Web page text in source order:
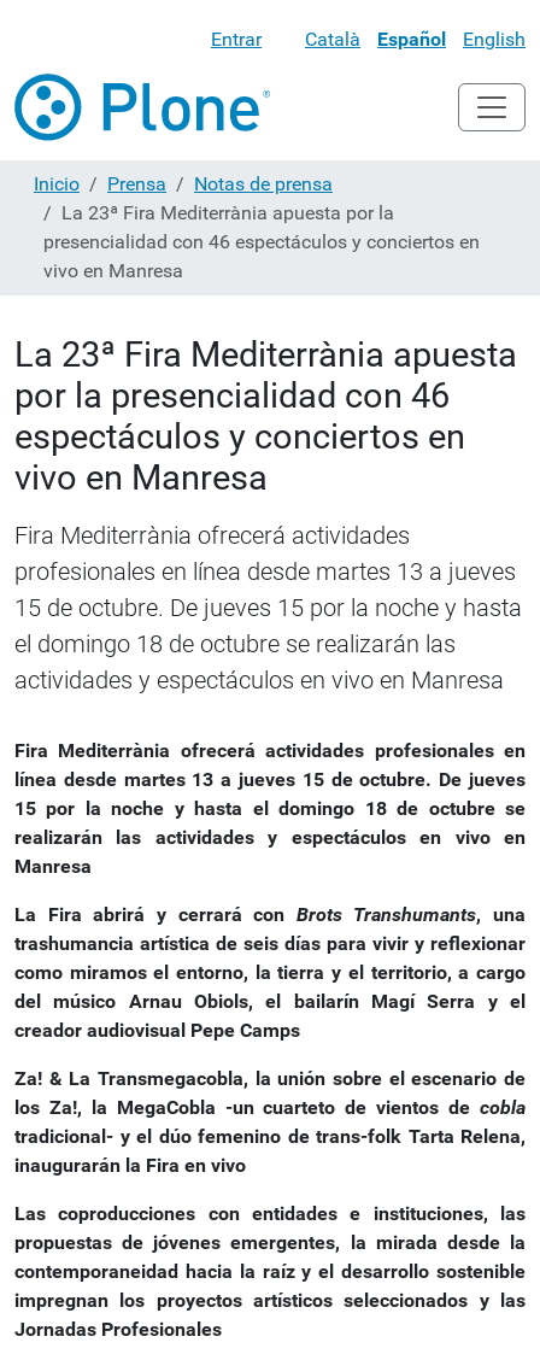
Entrar Català Español English
Inicio Prensa
Notas de prensa
La 23ª Fira Mediterrània apuesta por la
presencialidad con 46 espectáculos y conciertos en
vivo en Manresa
La 23ª Fira Mediterrània apuesta
por la presencialidad con 46
espectáculos y conciertos en
vivo en Manresa
Fira Mediterrània ofrecerá actividades
profesionales en línea desde martes 13 a jueves
15 de octubre. De jueves 15 por la noche y hasta
el domingo 18 de octubre se realizarán las
actividades y espectáculos en vivo en Manresa
Fira Mediterrània ofrecerá actividades profesionales en
línea desde martes 13 a jueves 15 de octubre. De jueves
15 por la noche y hasta el domingo 18 de octubre se
realizarán las actividades y espectáculos en vivo en
Manresa
La Fira abrirá y cerrará con Brots Transhumants, una
trashumancia artística de seis días para vivir y reflexionar
como miramos el entorno, la tierra y el territorio, a cargo
del músico Arnau Obiols, el bailarín Magí Serra y el
creador audiovisual Pepe Camps
Za! & La Transmegacobla, la unión sobre el escenario de
los Za!, la MegaCobla -un cuarteto de vientos de cobla
tradicional- y el dúo femenino de trans-folk Tarta Relena,
inaugurarán la Fira en vivo
Las coproducciones con entidades e instituciones, las
propuestas de jóvenes emergentes, la mirada desde la
contemporaneidad hacia la raíz y el desarrollo sostenible
impregnan los proyectos artísticos seleccionados y las
Jornadas Profesionales